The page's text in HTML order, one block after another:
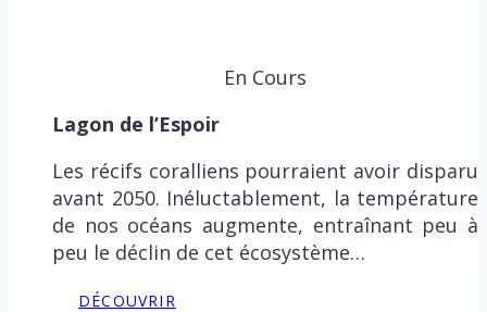
En Cours
Lagon de l’Espoir
Les récifs coralliens pourraient avoir disparu
avant 2050. Inéluctablement, la température
de nos océans augmente, entraînant peu à
peu le déclin de cet écosystème…
DÉCOUVRIR